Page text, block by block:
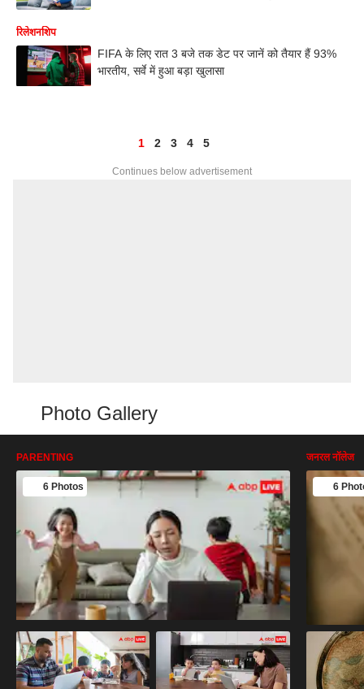
रिलेशनशिप
FIFA के लिए रात 3 बजे तक डेट पर जानें को तैयार हैं 93%
भारतीय, सर्वे में हुआ बड़ा खुलासा
1 2 3 4 5
Continues below advertisement
Photo Gallery
PARENTING
6 Photos
जनरल नॉलेज
6